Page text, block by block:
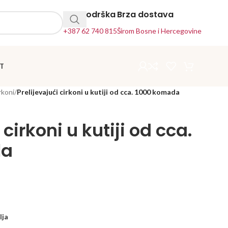
24h Podrška
+387 62 740 815
Brza dostava
Širom Bosne i Hercegovine
/Prelijevajući cirkoni u kutiji od cca. 1000 komada
u kutiji od cca.